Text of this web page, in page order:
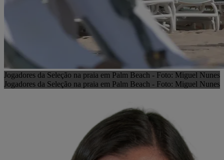
Jogadores da Seleção na praia em Palm Beach - Foto: Miguel Nunes
Jogadores da Seleção na praia em Palm Beach - Foto: Miguel Nunes